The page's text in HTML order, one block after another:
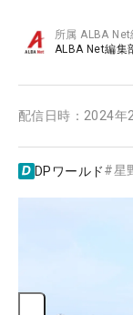
所属ALBA Net
ALBA Net編集
配信日時： 2024年
DPワールド#星